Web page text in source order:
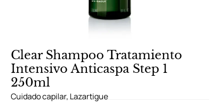
Clear Shampoo Tratamiento
Intensivo Anticaspa Step 1
250ml
Cuidado capilar, Lazartigue